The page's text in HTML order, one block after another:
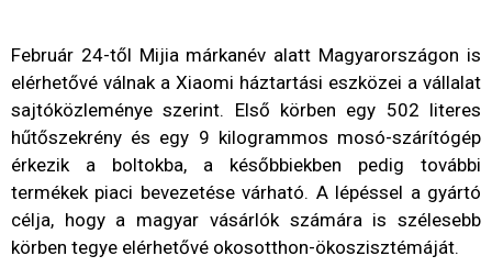
Február 24-től Mijia márkanév alatt Magyarországon is
elérhetővé válnak a Xiaomi háztartási eszközei a vállalat
sajtóközleménye szerint. Első körben egy 502 literes
hűtőszekrény és egy 9 kilogrammos mosó-szárítógép
érkezik a boltokba, a későbbiekben pedig további
termékek piaci bevezetése várható. A lépéssel a gyártó
célja, hogy a magyar vásárlók számára is szélesebb
körben tegye elérhetővé okosotthon-ökoszisztémáját.